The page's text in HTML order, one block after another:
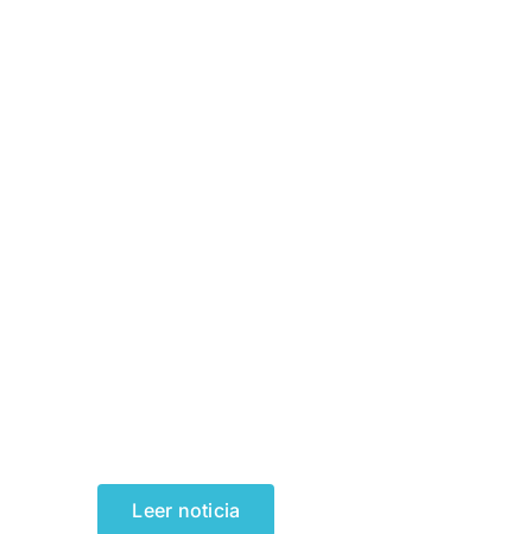
Leer noticia